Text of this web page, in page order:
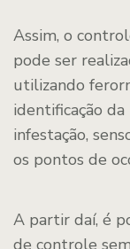
Assim, o
pode ser
utilizando
identificação
infestação,
os pontos de
A partir daí, é
de controle